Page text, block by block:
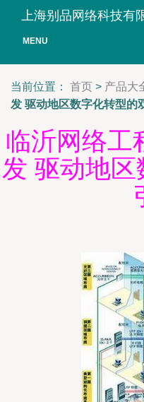
上海别品网络科技有
MENU
当前位置： 首页 > 产品大
发 驱动地区数字化转型的
临沂网络工
发 驱动地区